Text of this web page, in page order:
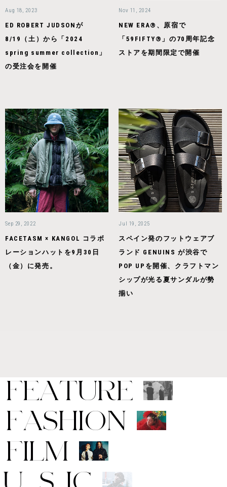
Aug 18, 2023
ED ROBERT JUDSONが
8/19（土）から「2024
spring summer collection」
の受注会を開催
Nov 11, 2024
NEW ERA®、原宿で
「59FIFTY®」の70周年記念
ストアを期間限定で開催
Sep 29, 2022
FACETASM × KANGOL コラボ
レーションハットを9月30日
（金）に発売。
Jul 19, 2025
スペイン発のフットウェアブ
ランド GENUINS が渋谷で
POP UPを開催、クラフトマン
シップが光る夏サンダルが勢
揃い
FEATURE
FASHION
FILM
M US IC